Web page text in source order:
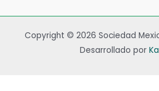
Copyright © 2026 Sociedad
Desarrollado por